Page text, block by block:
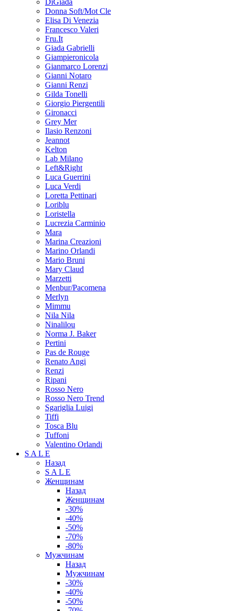
DiGiada
Donna Soft/Mot Cle
Elisa Di Venezia
Francesco Valeri
Fru.It
Giada Gabrielli
Giampieronicola
Gianmarco Lorenzi
Gianni Notaro
Gianni Renzi
Gilda Tonelli
Giorgio Piergentili
Gironacci
Grey Mer
Ilasio Renzoni
Jeannot
Kelton
Lab Milano
Left&Right
Luca Guerrini
Luca Verdi
Loretta Pettinari
Loriblu
Loristella
Lucrezia Carminio
Mara
Marina Creazioni
Marino Orlandi
Mario Bruni
Mary Claud
Marzetti
Menbur/Pacomena
Merlyn
Mimmu
Nila Nila
Ninalilou
Norma J. Baker
Pertini
Pas de Rouge
Renato Angi
Renzi
Ripani
Rosso Nero
Rosso Nero Trend
Sgariglia Luigi
Tiffi
Tosca Blu
Tuffoni
Valentino Orlandi
S A L E
Назад
S A L E
Женщинам
Назад
Женщинам
-30%
-40%
-50%
-70%
-80%
Мужчинам
Назад
Мужчинам
-30%
-40%
-50%